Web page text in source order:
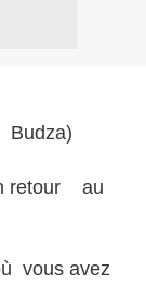
Budza)
retour au
vous avez